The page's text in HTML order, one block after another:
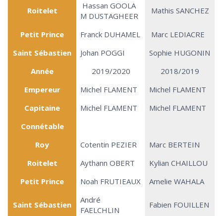
Roitelet
Hassan GOOLA
M DUSTAGHEER
Mathis SANCHEZ
Petit Prince Franck DUHAMEL
Marc LEDIACRE
Saint Sébastien
Johan POGGI
Sophie HUGONIN
Année
2019/2020
2018/2019
Empereur
Michel FLAMENT
Michel FLAMENT
Capitaine
Michel FLAMENT
Michel FLAMENT
Connétable
Roy
Cotentin PEZIER
Marc BERTEIN
Roitelet
Aythann OBERT
Kylian CHAILLOU
Petit Prince
Noah FRUTIEAUX Amelie WAHALA
Saint Sébastien
André
FAELCHLIN
Fabien FOUILLEN